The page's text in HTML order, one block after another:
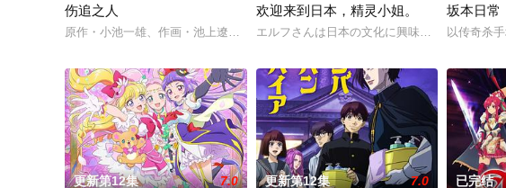
伤追之人
原作・小池一雄、作画・池上遼一による大ヒット青年劇画のOVA化。女性ニュー
欢迎来到日本，精灵小姐。
エルフさんは日本の文化に興味津々!?社会人
坂本日常
以传奇杀
更新第12集 7.0 更新第12集 7.0 已完结